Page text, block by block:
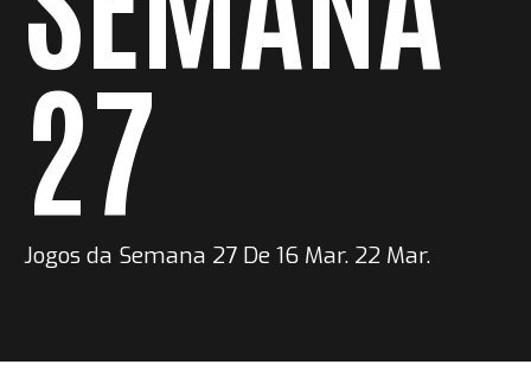
27
Jogos da Semana 27 De 16 Mar. 22 Mar.